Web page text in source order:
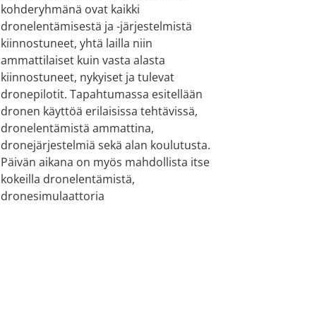
kohderyhmänä ovat kaikki
dronelentämisestä ja -järjestelmistä
kiinnostuneet, yhtä lailla niin
ammattilaiset kuin vasta alasta
kiinnostuneet, nykyiset ja tulevat
dronepilotit. Tapahtumassa esitellään
dronen käyttöä erilaisissa tehtävissä,
dronelentämistä ammattina,
dronejärjestelmiä sekä alan koulutusta.
Päivän aikana on myös mahdollista itse
kokeilla dronelentämistä,
dronesimulaattoria